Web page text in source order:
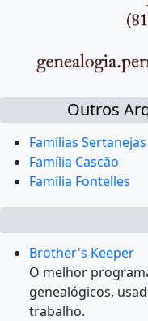
Outros
Famílias Sertanejas
Família Cascão
Família Fontelles
Brother's Keeper
O melhor
genealógicos,
trabalho.